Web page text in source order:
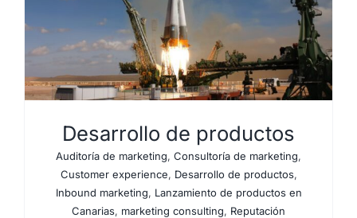
Desarrollo de productos
Auditoría de marketing, Consultoría de marketing,
Customer experience, Desarrollo de productos,
Inbound marketing, Lanzamiento de productos en
Canarias, marketing consulting, Reputación